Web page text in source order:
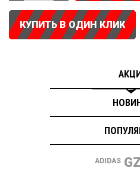
КУПИТЬ В ОДИН КЛИК
ADIDAS